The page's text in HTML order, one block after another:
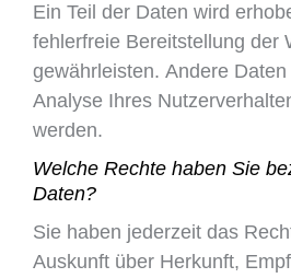
Ein Teil der Daten wird
fehlerfreie Bereitstellung der
gewährleisten. Andere
Analyse Ihres
werden.
Welche Rechte haben Sie
Daten?
Sie haben jederzeit das
Auskunft über Herkunft,